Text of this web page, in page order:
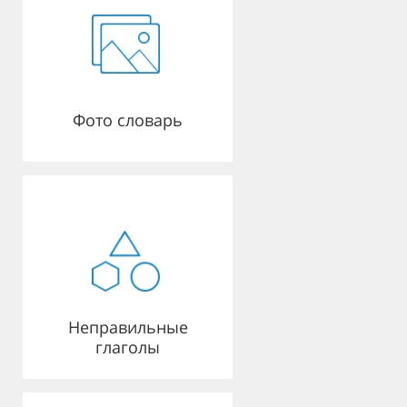
Фото словарь
Неправильные
глаголы